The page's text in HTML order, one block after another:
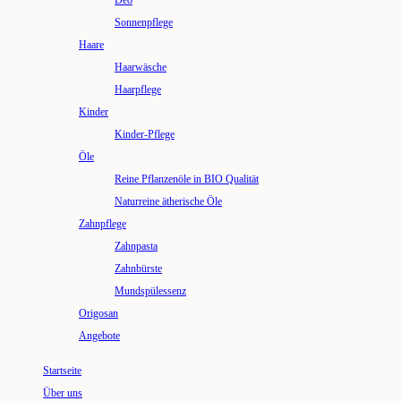
Sonnenpflege
Haare
Haarwäsche
Haarpflege
Kinder
Kinder-Pflege
Öle
Reine Pflanzenöle in BIO Qualität
Naturreine ätherische Öle
Zahnpflege
Zahnpasta
Zahnbürste
Mundspülessenz
Origosan
Angebote
Startseite
Über uns